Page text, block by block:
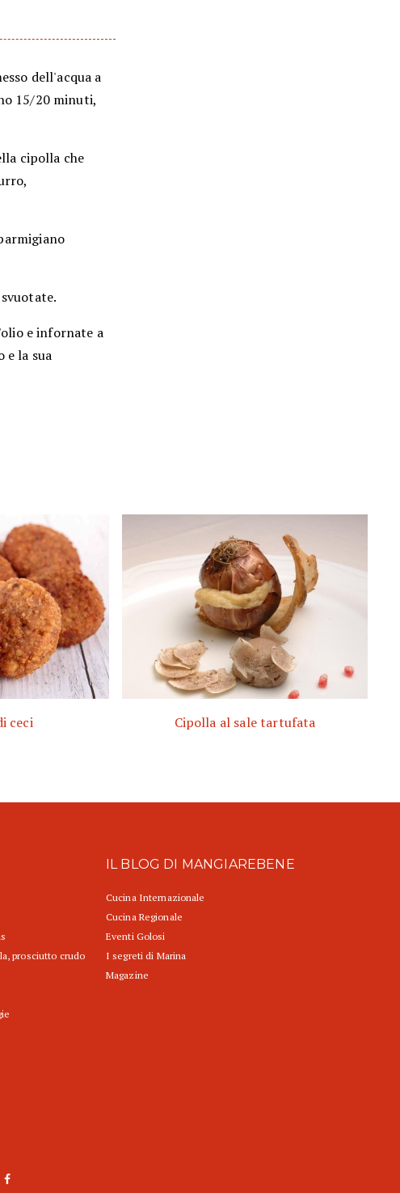
dell'acqua a
15/20 minuti,
cipolla che
e infornate a
e la sua
ceci Cipolla al sale tartufata
prosciutto crudo
IL BLOG DI MANGIAREBENE
Cucina Internazionale
Cucina Regionale
Eventi Golosi
I segreti di Marina
Magazine